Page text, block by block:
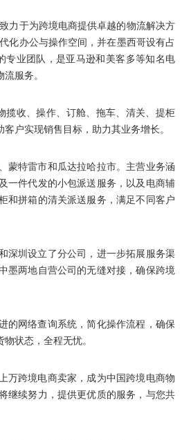
力于为跨境电商提供卓越的物流解决方
化办公与操作空间，并在墨西哥设有占
业团队，是亚马逊和美客多等知名电
服务。
揽收、操作、订舱、拖车、清关、提柜
户实现销售目标，助力其业务增长。
蒙特雷市和瓜达拉哈拉市。主营业务涵
一件代发的小包派送服务，以及电商辅
和拼箱的清关派送服务，满足不同客户
深圳设立了分公司，进一步拓展服务渠
墨两地自营公司的无缝对接，确保跨境
的网络查询系统，简化操作流程，确保
状态，全程无忧。
万跨境电商卖家，成为中国跨境电商物
继续努力，提供更优质的服务，与您共